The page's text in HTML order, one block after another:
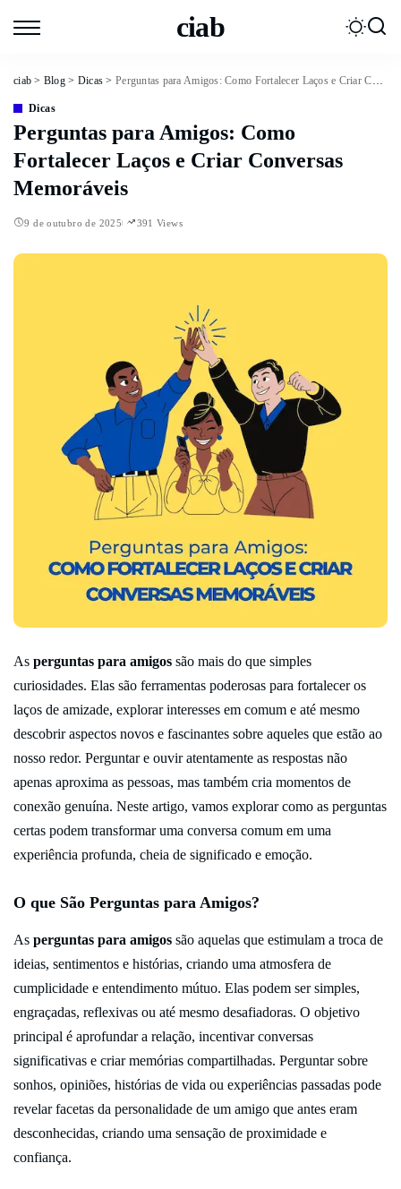
ciab
ciab > Blog > Dicas > Perguntas para Amigos: Como Fortalecer Laços e Criar Conversas Memoráveis
Dicas
Perguntas para Amigos: Como
Fortalecer Laços e Criar Conversas
Memoráveis
9 de outubro de 2025 391 Views
As perguntas para amigos são mais do que simples
curiosidades. Elas são ferramentas poderosas para fortalecer os
laços de amizade, explorar interesses em comum e até mesmo
descobrir aspectos novos e fascinantes sobre aqueles que estão ao
nosso redor. Perguntar e ouvir atentamente as respostas não
apenas aproxima as pessoas, mas também cria momentos de
conexão genuína. Neste artigo, vamos explorar como as perguntas
certas podem transformar uma conversa comum em uma
experiência profunda, cheia de significado e emoção.
O que São Perguntas para Amigos?
As perguntas para amigos são aquelas que estimulam a troca de
ideias, sentimentos e histórias, criando uma atmosfera de
cumplicidade e entendimento mútuo. Elas podem ser simples,
engraçadas, reflexivas ou até mesmo desafiadoras. O objetivo
principal é aprofundar a relação, incentivar conversas
significativas e criar memórias compartilhadas. Perguntar sobre
sonhos, opiniões, histórias de vida ou experiências passadas pode
revelar facetas da personalidade de um amigo que antes eram
desconhecidas, criando uma sensação de proximidade e
confiança.